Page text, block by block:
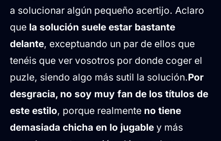
a solucionar algún pequeño acertijo. Aclaro
que la solución suele estar bastante
delante, exceptuando un par de ellos que
tenéis que ver vosotros por donde coger el
puzle, siendo algo más sutil la solución.Por
desgracia, no soy muy fan de los títulos de
este estilo, porque realmente no tiene
demasiada chicha en lo jugable y más